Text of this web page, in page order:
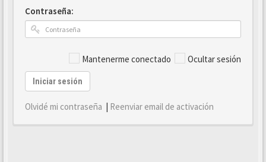
Contraseña:
Mantenerme conectado Ocultar sesión
Iniciar sesión
Olvidé mi contraseña | Reenviar email de activación